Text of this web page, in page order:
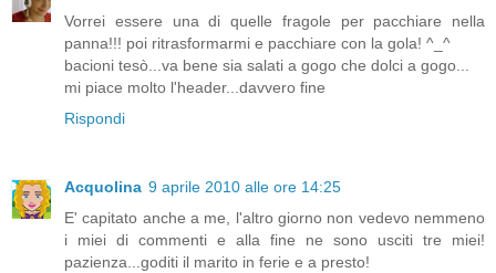
Vorrei essere una di quelle fragole per pacchiare nella
panna!!! poi ritrasformarmi e pacchiare con la gola! ^_^
bacioni tesò...va bene sia salati a gogo che dolci a gogo...
mi piace molto l'header...davvero fine
Rispondi
Acquolina 9 aprile 2010 alle ore 14:25
E' capitato anche a me, l'altro giorno non vedevo nemmeno
i miei di commenti e alla fine ne sono usciti tre miei!
pazienza...goditi il marito in ferie e a presto!